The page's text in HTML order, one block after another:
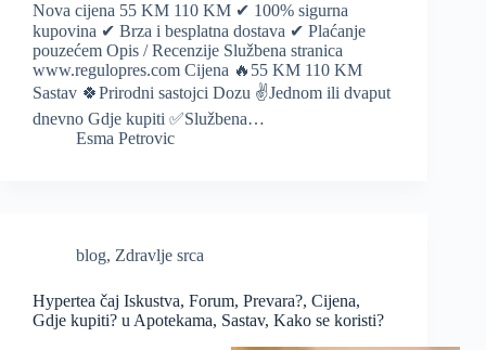
Nova cijena 55 KM 110 KM ✔ 100% sigurna
kupovina ✔ Brza i besplatna dostava ✔ Plaćanje
pouzećem Opis / Recenzije Službena stranica
www.regulopres.com Cijena 🔥55 KM 110 KM
Sastav 🍀Prirodni sastojci Dozu ✌️Jednom ili dvaput
dnevno Gdje kupiti ✅Službena…
Esma Petrovic
blog, Zdravlje srca
Hypertea čaj Iskustva, Forum, Prevara?, Cijena,
Gdje kupiti? u Apotekama, Sastav, Kako se koristi?